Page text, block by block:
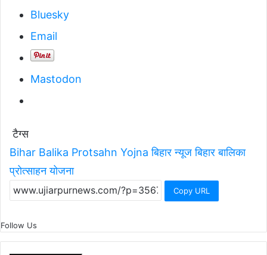
Bluesky
Email
Mastodon
टैग्स
Bihar Balika Protsahn Yojna बिहार न्यूज बिहार बालिका
प्रोत्साहन योजना
Copy URL
Follow Us